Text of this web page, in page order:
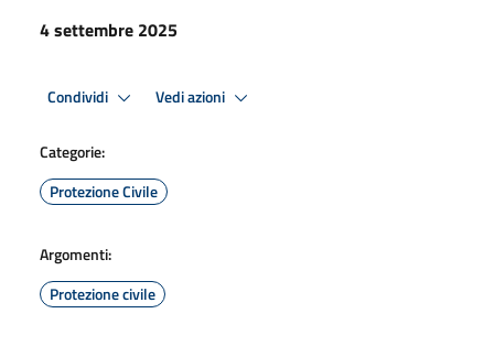
4 settembre 2025
Condividi Vedi azioni
Categorie:
Protezione Civile
Argomenti:
Protezione civile